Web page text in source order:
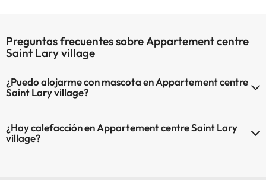
Preguntas frecuentes sobre Appartement centre
Saint Lary village
¿Puedo alojarme con mascota en Appartement centre
Saint Lary village?
¿Hay calefacción en Appartement centre Saint Lary
village?